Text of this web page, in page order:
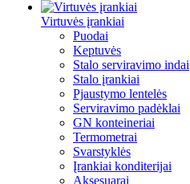
Virtuvės įrankiai
Puodai
Keptuvės
Stalo serviravimo indai
Stalo įrankiai
Pjaustymo lentelės
Serviravimo padėklai
GN konteineriai
Termometrai
Svarstyklės
Įrankiai konditerijai
Aksesuarai